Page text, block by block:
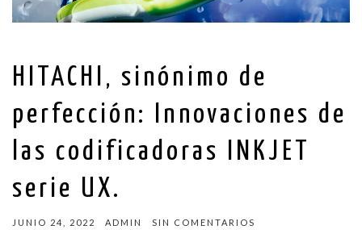
HITACHI, sinónimo de
perfección: Innovaciones de
las codificadoras INKJET
serie UX.
JUNIO 24, 2022 ADMIN SIN COMENTARIOS